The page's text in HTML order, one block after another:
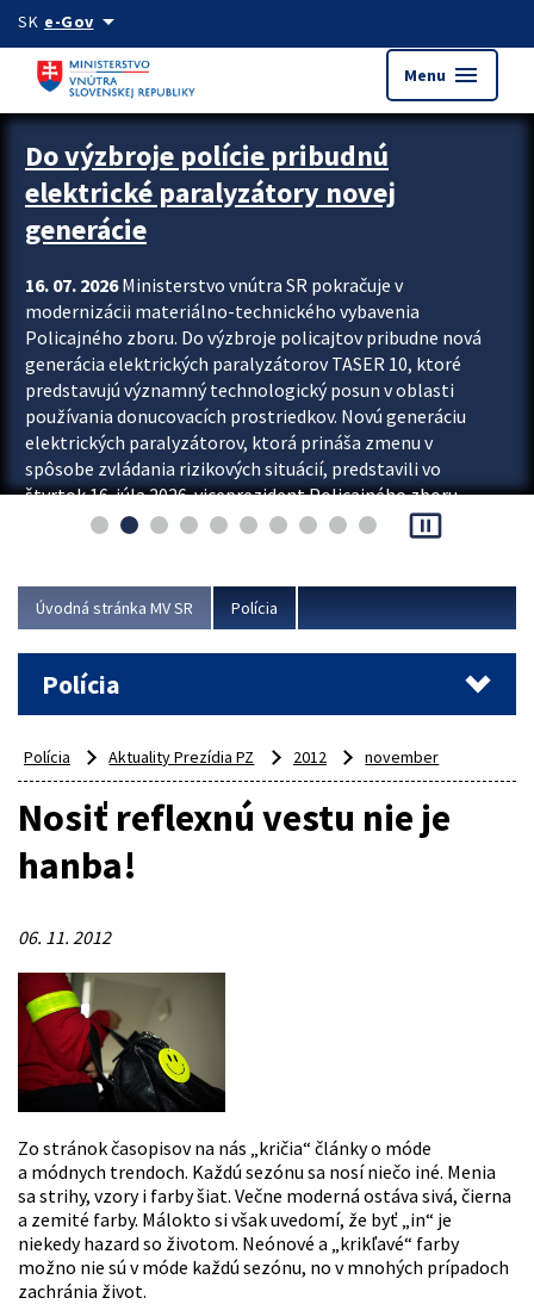
Preskocit na hlavný obsah
SK e-Govarrow_drop_down
Menu menu
Zastavit automatický posun upútavok
Do výzbroje polície pribudnú
elektrické paralyzátory novej
generácie
16. 07. 2026Ministerstvo vnútra SR pokračuje v
modernizácii materiálno-technického vybavenia
Policajného zboru. Do výzbroje policajtov pribudne nová
generácia elektrických paralyzátorov TASER 10, ktoré
predstavujú významný technologický posun v oblasti
používania donucovacích prostriedkov. Novú generáciu
elektrických paralyzátorov, ktorá prináša zmenu v
spôsobe zvládania rizikových situácií, predstavili vo
štvrtok 16. júla 2026 viceprezident Policajného zboru
Rastislav Polakovič a riaditeľ odboru výcviku...
pause_presentation
Úvodná stránka MV SR Polícia
Polícia
Polícia Aktuality Prezídia PZ 2012 november
Nosiť reflexnú vestu nie je
hanba!
06. 11. 2012
Zo stránok časopisov na nás „kričia“ články o móde
a módnych trendoch. Každú sezónu sa nosí niečo iné. Menia
sa strihy, vzory i farby šiat. Večne moderná ostáva sivá, čierna
a zemité farby. Málokto si však uvedomí, že byť „in“ je
niekedy hazard so životom. Neónové a „krikľavé“ farby
možno nie sú v móde každú sezónu, no v mnohých prípadoch
zachránia život.